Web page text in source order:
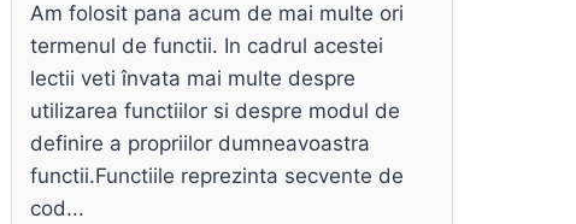
Am folosit pana acum de mai multe ori
termenul de functii. In cadrul acestei
lectii veti învata mai multe despre
utilizarea functiilor si despre modul de
definire a propriilor dumneavoastra
functii.Functiile reprezinta secvente de
cod...